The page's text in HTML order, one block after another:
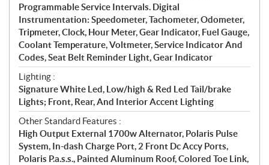
Programmable Service Intervals. Digital
Instrumentation: Speedometer, Tachometer, Odometer,
Tripmeter, Clock, Hour Meter, Gear Indicator, Fuel Gauge,
Coolant Temperature, Voltmeter, Service Indicator And
Codes, Seat Belt Reminder Light, Gear Indicator
Lighting :
Signature White Led, Low/high & Red Led Tail/brake
Lights; Front, Rear, And Interior Accent Lighting
Other Standard Features :
High Output External 1700w Alternator, Polaris Pulse
System, In-dash Charge Port, 2 Front Dc Accy Ports,
Polaris P.a.s.s., Painted Aluminum Roof, Colored Toe Link,